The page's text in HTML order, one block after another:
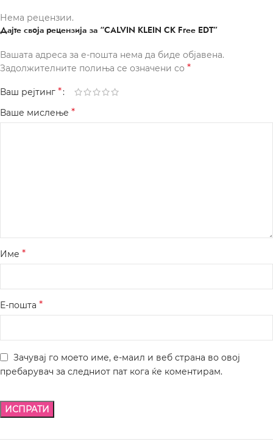
Нема рецензии.
Дајте своја рецензија за “CALVIN KLEIN CK Free EDT”
Вашата адреса за е-пошта нема да биде објавена.
Задолжителните полиња се означени со *
Ваш рејтинг *
Ваше мислење *
Име *
Е-пошта *
Зачувај го моето име, е-маил и веб страна во овој
пребарувач за следниот пат кога ќе коментирам.